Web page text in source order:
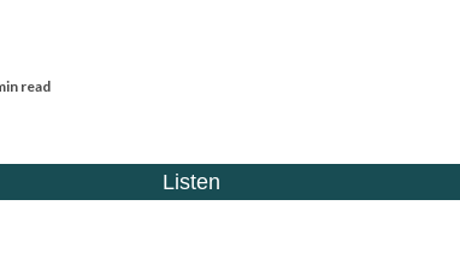
read